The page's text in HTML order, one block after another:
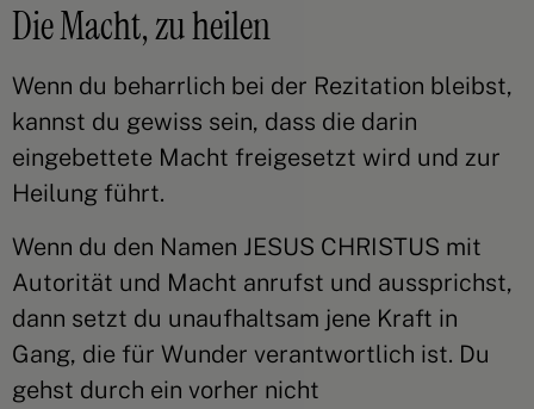
Die Macht, zu heilen
Wenn du beharrlich bei der Rezitation bleibst,
kannst du gewiss sein, dass die darin
eingebettete Macht freigesetzt wird und zur
Heilung führt.
Wenn du den Namen JESUS CHRISTUS mit
Autorität und Macht anrufst und aussprichst,
dann setzt du unaufhaltsam jene Kraft in
Gang, die für Wunder verantwortlich ist. Du
gehst durch ein vorher nicht